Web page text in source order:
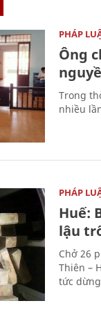
PHÁP
Ông
Trong
nhiều
PHÁP
Huế:
lậu
Chở 26
Thiên –
tức